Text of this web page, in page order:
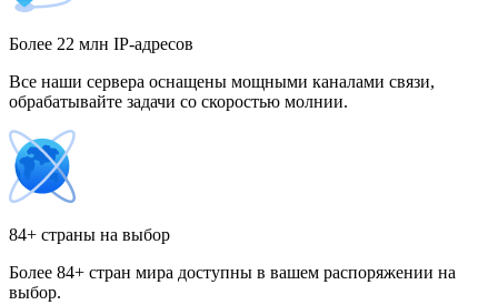
Греция
Дания
Более 22 млн IP-адресов
Все наши сервера оснащены мощными каналами связи,
обрабатывайте задачи со скоростью молнии.
84+ страны на выбор
Более 84+ стран мира доступны в вашем распоряжении на
выбор.